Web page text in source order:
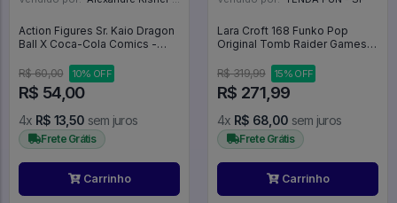
Action Figures Sr. Kaio Dragon
Ball X Coca-Cola Comics -
R$ 60,00
10% OFF
R$ 54,00
4x R$ 13,50 sem juros
Frete Grátis
Carrinho
Lara Croft 168 Funko Pop
Original Tomb Raider Games
Funko Pop - #168 - FUNKO
POP #168
R$ 319,99 15% OFF
R$ 271,99
4x R$ 68,00 sem juros
Frete Grátis
Carrinho